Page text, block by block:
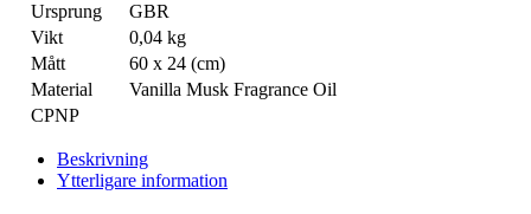
Ursprung
GBR
Vikt
0,04 kg
Mått
60 x 24 (cm)
Material
Vanilla Musk Fragrance Oil
CPNP
Beskrivning
Ytterligare information